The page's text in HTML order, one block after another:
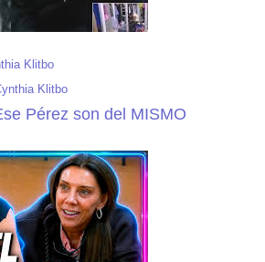
Klitbo
Klitbo
Pérez son del MISMO